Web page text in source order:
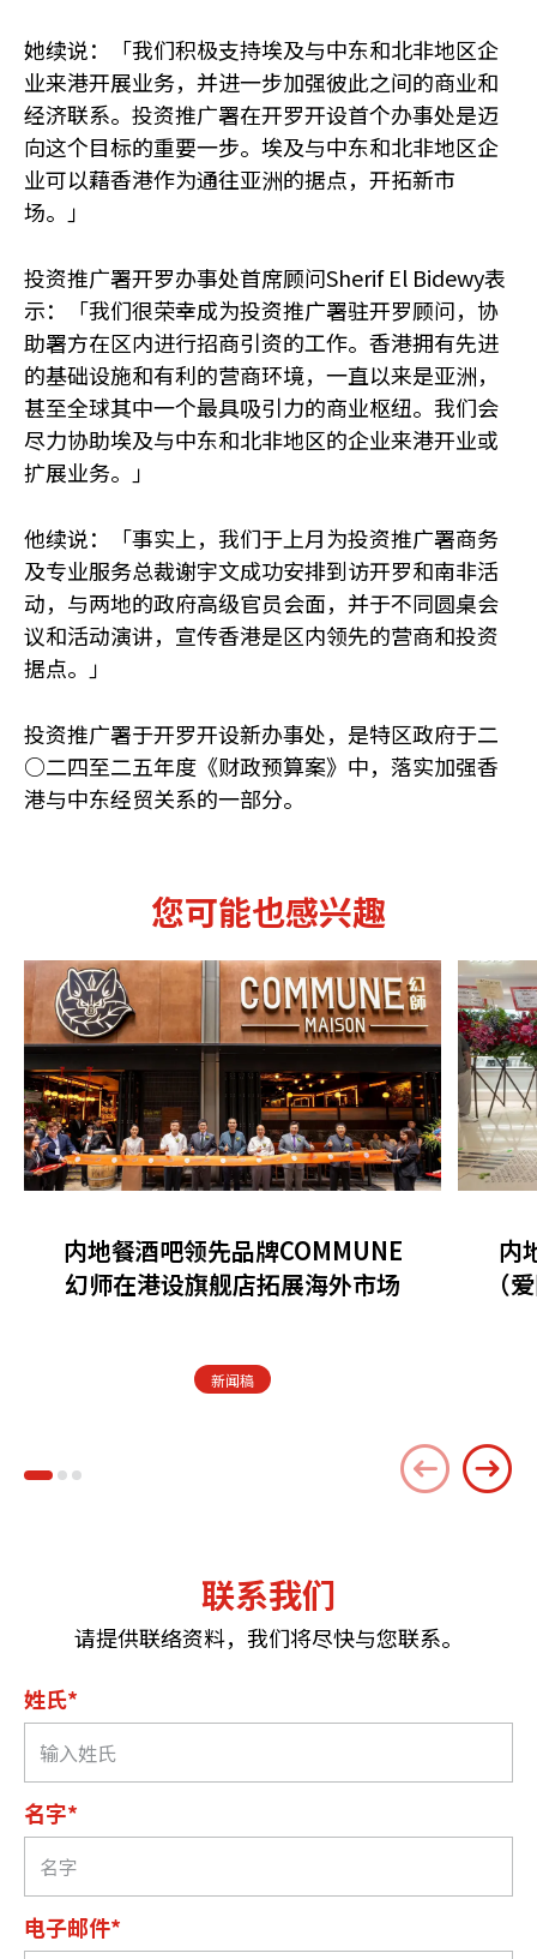
她续说：「我们积极支持埃及与中东和北非地区企
业来港开展业务，并进一步加强彼此之间的商业和
经济联系。投资推广署在开罗开设首个办事处是迈
向这个目标的重要一步。埃及与中东和北非地区企
业可以藉香港作为通往亚洲的据点，开拓新市
场。」
投资推广署开罗办事处首席顾问Sherif El Bidewy表
示：「我们很荣幸成为投资推广署驻开罗顾问，协
助署方在区内进行招商引资的工作。香港拥有先进
的基础设施和有利的营商环境，一直以来是亚洲，
甚至全球其中一个最具吸引力的商业枢纽。我们会
尽力协助埃及与中东和北非地区的企业来港开业或
扩展业务。」
他续说：「事实上，我们于上月为投资推广署商务
及专业服务总裁谢宇文成功安排到访开罗和南非活
动，与两地的政府高级官员会面，并于不同圆桌会
议和活动演讲，宣传香港是区内领先的营商和投资
据点。」
投资推广署于开罗开设新办事处，是特区政府于二
○二四至二五年度《财政预算案》中，落实加强香
港与中东经贸关系的一部分。
您可能也感兴趣
内地餐酒吧领先品牌COMMUNE
幻师在港设旗舰店拓展海外市场
新闻稿
内
（
联系我们
请提供联络资料，我们将尽快与您联系。
姓氏*
名字*
电子邮件*